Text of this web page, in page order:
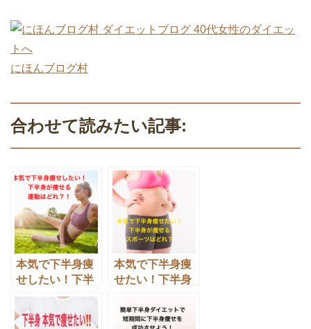
にほんブログ村
合わせて読みたい記事:
本気で下半身痩
せしたい！下半
身痩せに成功す
る運動はどれ？
本気で下半身痩
せたい！下半身
ツはどれ？